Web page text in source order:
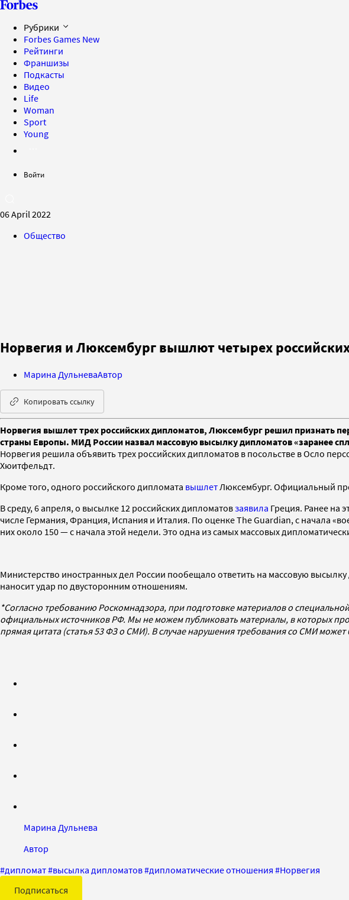
Рубрики
Forbes Games New
Рейтинги
Франшизы
Подкасты
Видео
Life
Woman
Sport
Young
Войти
06 April 2022
Общество
Норвегия и Люксембург вышлют четырех
Марина ДульневаАвтор
Копировать ссылку
Норвегия вышлет трех российских дипломатов, Люксембург решил признать
страны Европы. МИД России назвал массовую высылку дипломатов «заранее
Норвегия решила объявить трех российских дипломатов в посольстве в Осло
Хюитфельдт.
Кроме того, одного российского дипломата вышлет Люксембург. Официальный
В среду, 6 апреля, о высылке 12 российских дипломатовзаявила Греция. Ранее на
числе Германия, Франция, Испания и Италия. По оценке The Guardian, с начала
них около 150 — с начала этой недели. Это одна из самых массовых
Министерство иностранных дел России пообещало ответить на массовую
наносит удар по двусторонним отношениям.
*Согласно требованию Роскомнадзора, при подготовке материалов о
официальных источников РФ. Мы не можем публиковать материалы, в которых
прямая цитата (статья 53 ФЗ о СМИ). В случае нарушения требования со СМИ
Марина Дульнева
Автор
#дипломат#высылка дипломатов#дипломатические отношения #Норвегия
Подписаться